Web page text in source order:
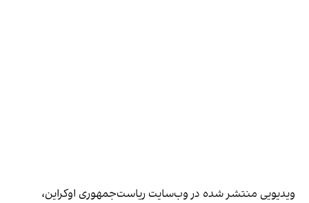
ویدیویی منتشر شده در وب‌سایت ریاست‌جمهوری اوکراین،